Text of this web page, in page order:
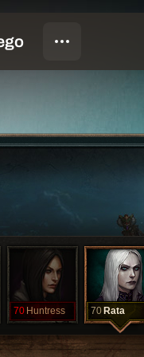
70 Huntress 70 Rata